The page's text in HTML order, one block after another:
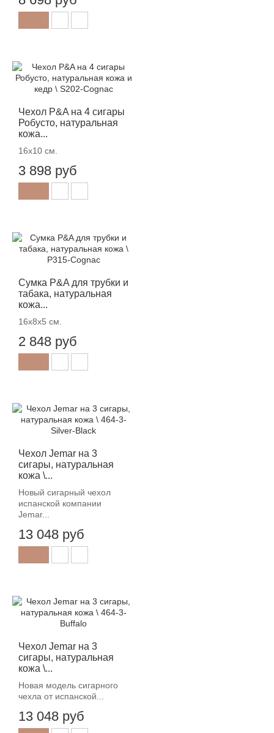
Чехол P&A на 4 сигары
Робусто, натуральная
кожа...
16х10 см.
3 898 руб
Сумка P&A для трубки и
табака, натуральная
кожа...
16х8х5 см.
2 848 руб
Чехол Jemar на 3
сигары, натуральная
кожа \...
Новый сигарный чехол
испанской компании
Jemar...
13 048 руб
Чехол Jemar на 3
сигары, натуральная
кожа \...
Новая модель сигарного
чехла от испанской...
13 048 руб